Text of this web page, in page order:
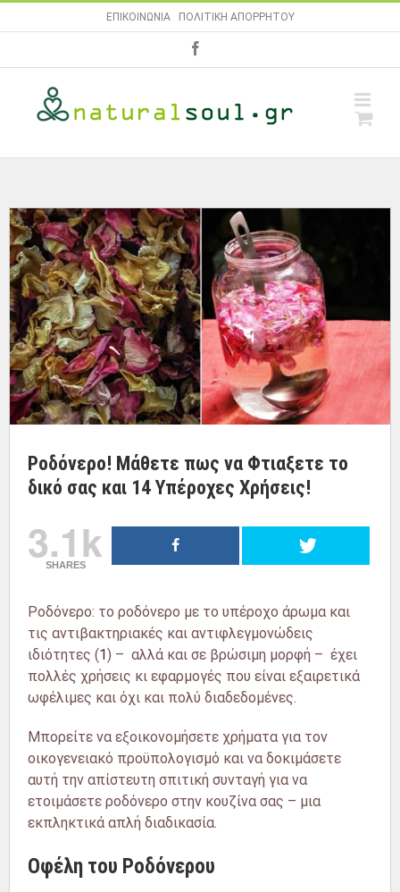
to
ΕΠΙΚΟΙΝΩΝΙΑ| ΠΟΛΙΤΙΚΗ ΑΠΟΡΡΗΤΟΥ
Ροδόνερο! Μάθετε πως να Φτιαξετε το
δικό σας και 14 Υπέροχες Χρήσεις!
3.1k
SHARES
Ροδόνερο: το ροδόνερο με το υπέροχο άρωμα και
τις αντιβακτηριακές και αντιφλεγμονώδεις
ιδιότητες (1) – αλλά και σε βρώσιμη μορφή – έχει
πολλές χρήσεις κι εφαρμογές που είναι εξαιρετικά
ωφέλιμες και όχι και πολύ διαδεδομένες.
Μπορείτε να εξοικονομήσετε χρήματα για τον
οικογενειακό προϋπολογισμό και να δοκιμάσετε
αυτή την απίστευτη σπιτική συνταγή για να
ετοιμάσετε ροδόνερο στην κουζίνα σας – μια
εκπληκτικά απλή διαδικασία.
Οφέλη του Ροδόνερου